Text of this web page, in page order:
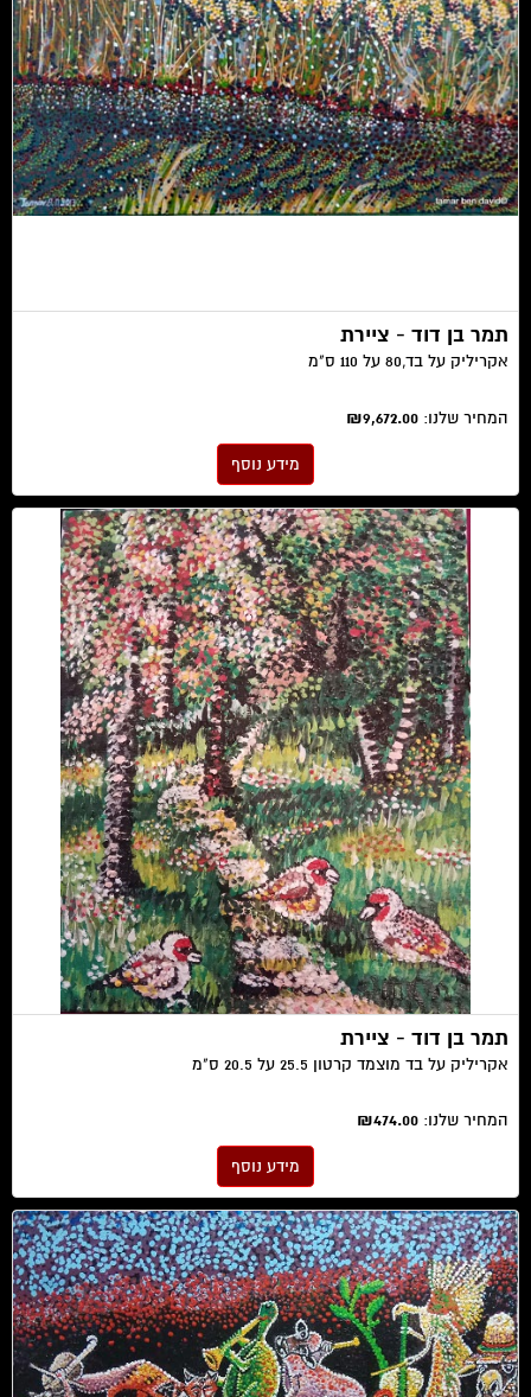
תמר בן דוד - ציירת
אקריליק על בד, ​80 על 110 ס"מ
המחיר שלנו: ₪9,672.00
מידע נוסף
תמר בן דוד - ציירת
אקריליק על בד מוצמד קרטון 25.5 על 20.5 ס"מ
המחיר שלנו: ₪474.00
מידע נוסף